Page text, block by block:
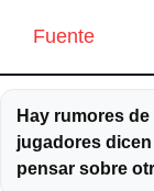
Fuente
Hay rumores
jugadores
pensar sobre